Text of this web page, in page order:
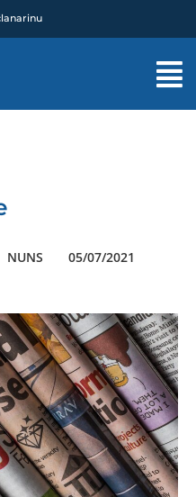
NUNS 05/07/2021